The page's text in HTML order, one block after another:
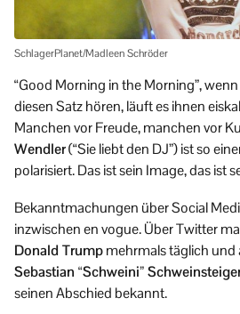
SchlagerPlanet/Madleen Schröder
“Good Morning in the Morning”,
diesen Satz hören, läuft es ihnen
Manchen vor Freude, manchen vor
Wendler(“Sie liebt den DJ”) ist so
polarisiert. Das ist sein Image, das ist
Bekanntmachungen über Social
inzwischen en vogue. Über Twitter
Donald Trumpmehrmals täglich
Sebastian “Schweini”
seinen Abschied bekannt.